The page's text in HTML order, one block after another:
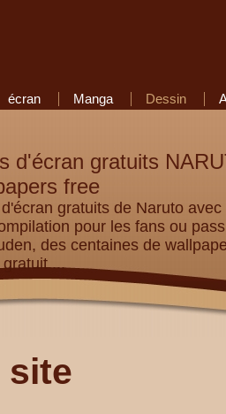
écran Manga Dessin
d'écran gratuits
free
gratuits de Naruto
pour les fans ou
des centaines de
gratuit ...
site